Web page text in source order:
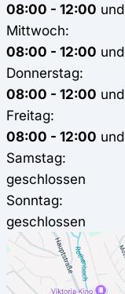
08:00 - 12:00 und
Mittwoch:
08:00 - 12:00 und
Donnerstag:
08:00 - 12:00 und
Freitag:
08:00 - 12:00 und
Samstag:
geschlossen
Sonntag:
geschlossen